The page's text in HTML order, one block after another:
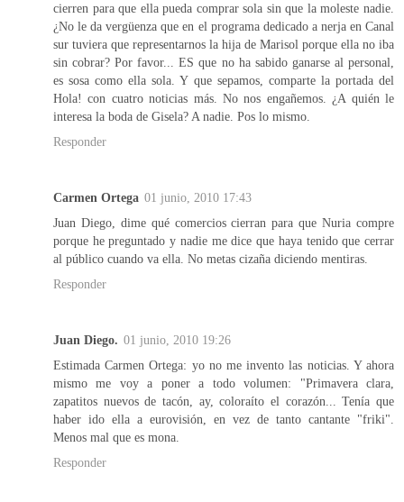
cierren para que ella pueda comprar sola sin que la moleste nadie.
¿No le da vergüenza que en el programa dedicado a nerja en Canal
sur tuviera que representarnos la hija de Marisol porque ella no iba
sin cobrar? Por favor... ES que no ha sabido ganarse al personal,
es sosa como ella sola. Y que sepamos, comparte la portada del
Hola! con cuatro noticias más. No nos engañemos. ¿A quién le
interesa la boda de Gisela? A nadie. Pos lo mismo.
Responder
Carmen Ortega 01 junio, 2010 17:43
Juan Diego, dime qué comercios cierran para que Nuria compre
porque he preguntado y nadie me dice que haya tenido que cerrar
al público cuando va ella. No metas cizaña diciendo mentiras.
Responder
Juan Diego. 01 junio, 2010 19:26
Estimada Carmen Ortega: yo no me invento las noticias. Y ahora
mismo me voy a poner a todo volumen: "Primavera clara,
zapatitos nuevos de tacón, ay, coloraíto el corazón... Tenía que
haber ido ella a eurovisión, en vez de tanto cantante "friki".
Menos mal que es mona.
Responder